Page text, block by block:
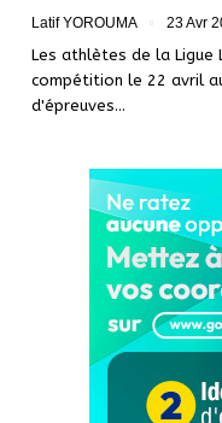
Latif YOROUMA 23 Avr
Les athlètes de la Ligue
compétition le 22 avril
d'épreuves…